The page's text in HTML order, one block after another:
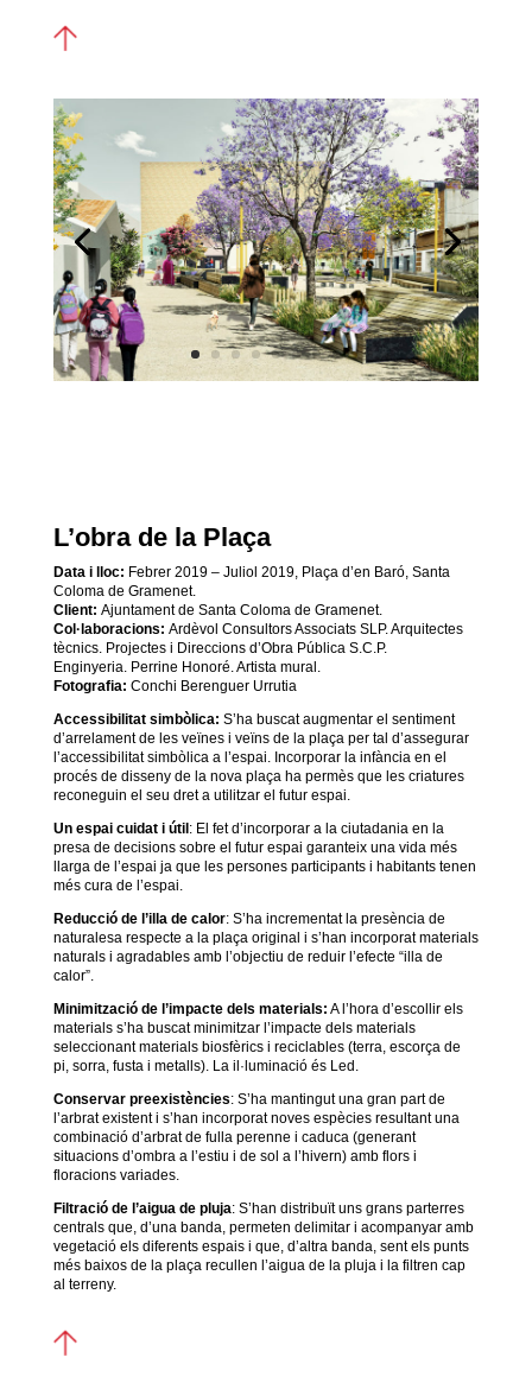
L’obra de la Plaça
Data i lloc: Febrer 2019 – Juliol 2019, Plaça d’en Baró, Santa
Coloma de Gramenet.
Client: Ajuntament de Santa Coloma de Gramenet.
Col·laboracions: Ardèvol Consultors Associats SLP. Arquitectes
tècnics. Projectes i Direccions d’Obra Pública S.C.P.
Enginyeria. Perrine Honoré. Artista mural.
Fotografia: Conchi Berenguer Urrutia
Accessibilitat simbòlica: S’ha buscat augmentar el sentiment
d’arrelament de les veïnes i veïns de la plaça per tal d’assegurar
l’accessibilitat simbòlica a l’espai. Incorporar la infància en el
procés de disseny de la nova plaça ha permès que les criatures
reconeguin el seu dret a utilitzar el futur espai.
Un espai cuidat i útil: El fet d’incorporar a la ciutadania en la
presa de decisions sobre el futur espai garanteix una vida més
llarga de l’espai ja que les persones participants i habitants tenen
més cura de l’espai.
Reducció de l’illa de calor: S’ha incrementat la presència de
naturalesa respecte a la plaça original i s’han incorporat materials
naturals i agradables amb l’objectiu de reduir l’efecte “illa de
calor”.
Minimització de l’impacte dels materials: A l’hora d’escollir els
materials s’ha buscat minimitzar l’impacte dels materials
seleccionant materials biosfèrics i reciclables (terra, escorça de
pi, sorra, fusta i metalls). La il·luminació és Led.
Conservar preexistències: S’ha mantingut una gran part de
l’arbrat existent i s’han incorporat noves espècies resultant una
combinació d’arbrat de fulla perenne i caduca (generant
situacions d’ombra a l’estiu i de sol a l’hivern) amb flors i
floracions variades.
Filtració de l’aigua de pluja: S’han distribuït uns grans parterres
centrals que, d’una banda, permeten delimitar i acompanyar amb
vegetació els diferents espais i que, d’altra banda, sent els punts
més baixos de la plaça recullen l’aigua de la pluja i la filtren cap
al terreny.